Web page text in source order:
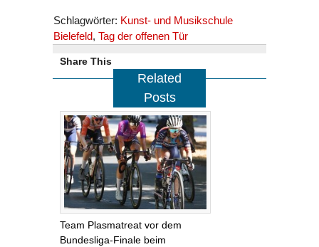
Schlagwörter: Kunst- und Musikschule
Bielefeld, Tag der offenen Tür
Share This
Related
Posts
Team Plasmatreat vor dem
Bundesliga-Finale beim